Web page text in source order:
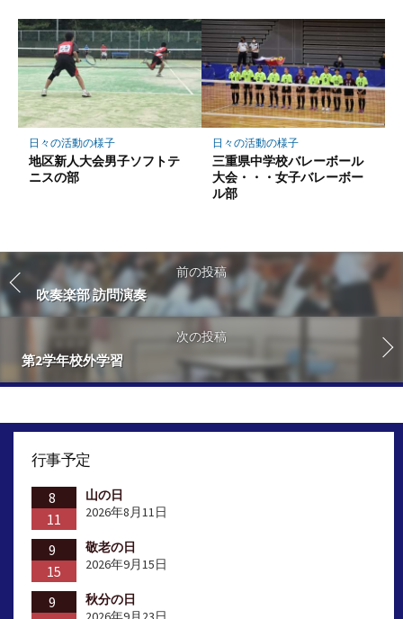
日々の活動の様子
地区新人大会男子ソフトテ
ニスの部
日々の活動の様子
三重県中学校バレーボール
大会・・・女子バレーボー
ル部
前の投稿
吹奏楽部 訪問演奏
次の投稿
第2学年校外学習
行事予定
8
11
山の日
2026年8月11日
9
15
敬老の日
2026年9月15日
9
秋分の日